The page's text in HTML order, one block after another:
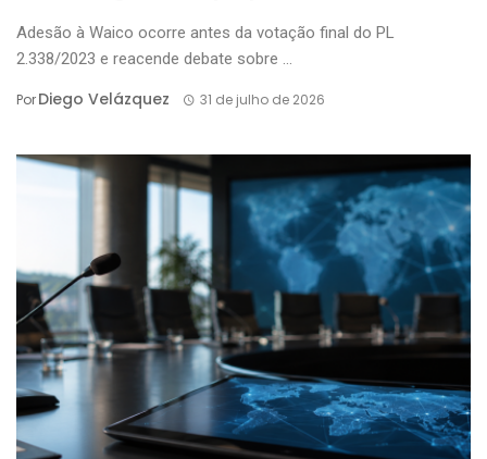
Adesão à Waico ocorre antes da votação final do PL
2.338/2023 e reacende debate sobre ...
PorDiego Velázquez 31 de julho de 2026